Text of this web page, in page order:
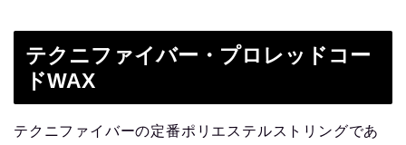
テクニファイバー・プロレッドコー
ドWAX
テクニファイバーの定番ポリエステルストリングであ